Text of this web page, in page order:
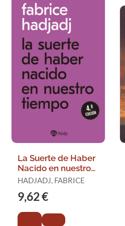
La Suerte de Haber
Nacido en nuestro
Tiempo
HADJADJ, FABRICE
9,62 €